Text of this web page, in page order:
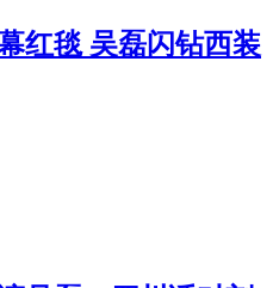
红毯 吴磊闪钻西装